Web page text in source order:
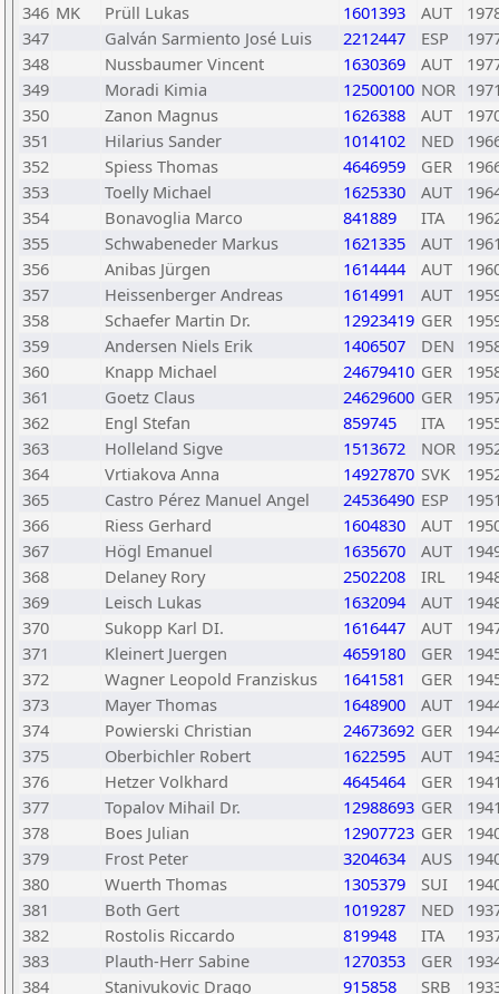
346 MK Prüll Lukas 1601393 AUT
347
Galván Sarmiento José Luis 2212447 ESP
348
Nussbaumer Vincent 1630369 AUT
349
Moradi Kimia 12500100 NOR
350
Zanon Magnus 1626388 AUT
351
Hilarius Sander 1014102 NED
352
Spiess Thomas 4646959 GER
353
Toelly Michael 1625330 AUT
354
Bonavoglia Marco 841889 ITA
355
Schwabeneder Markus 1621335 AUT
356
Anibas Jürgen 1614444 AUT
357
Heissenberger Andreas 1614991 AUT
358
Schaefer Martin Dr. 12923419 GER
359
Andersen Niels Erik 1406507 DEN
360
Knapp Michael 24679410 GER
361
Goetz Claus 24629600 GER
362
Engl Stefan 859745 ITA
363
Holleland Sigve 1513672 NOR
364
Vrtiakova Anna 14927870 SVK
365
Castro Pérez Manuel Angel 24536490 ESP
366
Riess Gerhard 1604830 AUT
367
Högl Emanuel 1635670 AUT
368
Delaney Rory 2502208 IRL
369
Leisch Lukas 1632094 AUT
370
Sukopp Karl DI. 1616447 AUT
371
Kleinert Juergen 4659180 GER
372
Wagner Leopold Franziskus 1641581 GER
373
Mayer Thomas 1648900 AUT
374
Powierski Christian 24673692 GER
375
Oberbichler Robert 1622595 AUT
376
Hetzer Volkhard 4645464 GER
377
Topalov Mihail Dr. 12988693 GER
378
Boes Julian 12907723 GER
379
Frost Peter 3204634 AUS
380
Wuerth Thomas 1305379 SUI
381
Both Gert 1019287 NED
382
Rostolis Riccardo 819948 ITA
383
Plauth-Herr Sabine 1270353 GER
384
Stanivukovic Drago 915858 SRB